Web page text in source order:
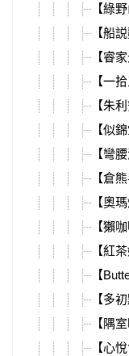
【綠
【船
【睿
【一
【朱
【似
【彎
【倉
【奧
【獺
【紅
【
【多
【隅
【心